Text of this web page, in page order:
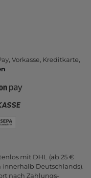
Vor­kasse, Kredit­karte,
mit DHL (ab 25 €
Deutsch­lands).
nach Zahlungs­